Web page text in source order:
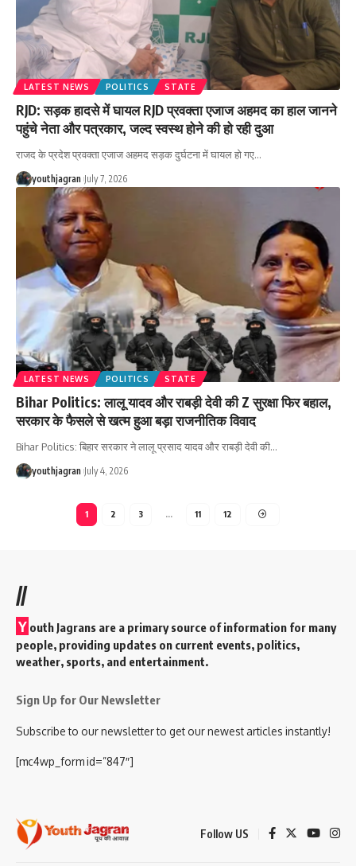
LATEST NEWS POLITICS STATE
RJD: सड़क हादसे में घायल RJD प्रवक्ता एजाज अहमद का हाल जानने
पहुंचे नेता और पत्रकार, जल्द स्वस्थ होने की हो रही दुआ
राजद के प्रदेश प्रवक्ता एजाज अहमद सड़क दुर्घटना में घायल हो गए…
youthjagran July 7, 2026
LATEST NEWS POLITICS STATE
Bihar Politics: लालू यादव और राबड़ी देवी की Z सुरक्षा फिर बहाल,
सरकार के फैसले से खत्म हुआ बड़ा राजनीतिक विवाद
Bihar Politics: बिहार सरकार ने लालू प्रसाद यादव और राबड़ी देवी की…
youthjagran July 4, 2026
1 2 3 … 11 12
//
Y outh Jagrans are a primary source of information for many
people, providing updates on current events, politics,
weather, sports, and entertainment.
Sign Up for Our Newsletter
Subscribe to our newsletter to get our newest articles instantly!
[mc4wp_form id=”847″]
Follow US